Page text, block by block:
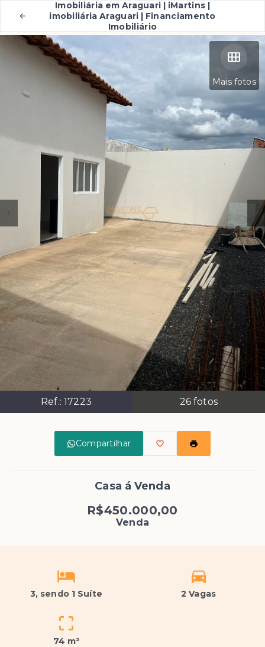
Imobiliária em Araguari | iMartins |
imobiliária Araguari | Financiamento
Imobiliário
Mais fotos
Ref.: 17223 26 fotos
Compartilhar
Casa á Venda
R$450.000,00
Venda
3, sendo 1 Suíte 2 Vagas
74 m²